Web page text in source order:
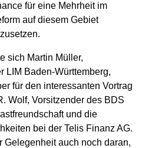
für eine Mehrheit im
auf diesem Gebiet
sich Martin Müller,
LIM Baden-Württemberg,
für den interessanten Vortrag
Wolf, Vorsitzender des BDS
und die
bei der Telis Finanz AG.
Gelegenheit auch noch daran,